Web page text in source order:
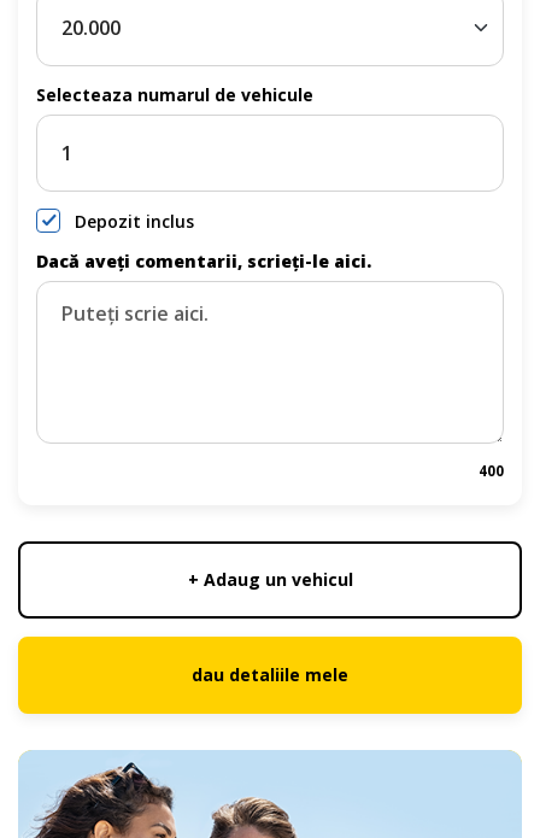
Selecteaza numarul de vehicule
Depozit inclus
Dacă aveți comentarii, scrieți-le aici.
400
+ Adaug un vehicul
dau detaliile mele